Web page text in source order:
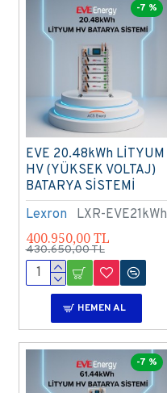
-7 %
Lexron LXR-EVE21kWh
EVE 20.48kWh LİTYUM
HV (YÜKSEK VOLTAJ)
BATARYA SİSTEMİ
400.950,00 TL
430.650,00 TL
HEMEN AL
-7 %